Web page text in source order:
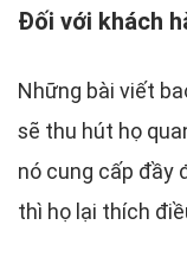
Đối với khách
Những bài viết
sẽ thu hút họ
nó cung cấp đầy
thì họ lại thích